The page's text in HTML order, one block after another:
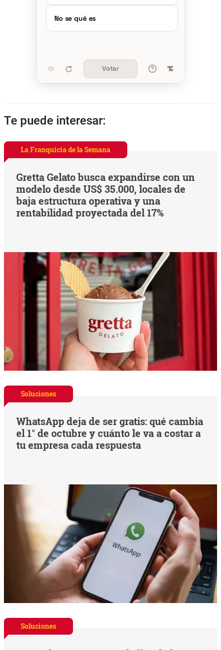
No se qué es
Votar
Te puede interesar:
La Franquicia de la Semana
Gretta Gelato busca expandirse con un
modelo desde US$ 35.000, locales de
baja estructura operativa y una
rentabilidad proyectada del 17%
Soluciones
WhatsApp deja de ser gratis: qué cambia
el 1° de octubre y cuánto le va a costar a
tu empresa cada respuesta
Soluciones